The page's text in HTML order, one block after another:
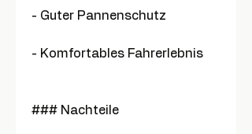
- Guter Pannenschutz
- Komfortables Fahrerlebnis
### Nachteile